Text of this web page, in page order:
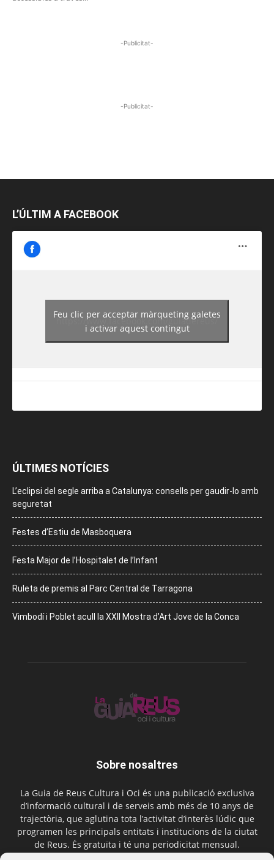
-Publicitat-
-Publicitat-
L’ÚLTIM A FACEBOOK
https://www.facebook.com/guiadereus/
Feu clic per acceptar màrqueting galetes
i activar aquest contingut
ÚLTIMES NOTÍCIES
L’eclipsi del segle arriba a Catalunya: consells per gaudir-lo amb
seguretat
Festes d’Estiu de Masboquera
Festa Major de l’Hospitalet de l’Infant
Ruleta de premis al Parc Central de Tarragona
Vimbodí i Poblet acull la XXII Mostra d’Art Jove de la Conca
Sobre nosaltres
La Guia de Reus Cultura i Oci és una publicació exclusiva
d’informació cultural i de serveis amb més de 10 anys de
trajectòria, que aglutina tota l’activitat d’interès lúdic que
programen les principals entitats i institucions de la ciutat
de Reus. És gratuïta i té una periodicitat mensual.